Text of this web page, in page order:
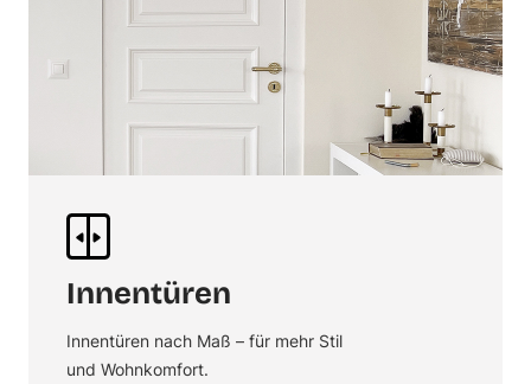
Innentüren
Innentüren nach Maß – für mehr Stil
und Wohnkomfort.